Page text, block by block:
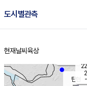
도시별관측
홈
현재날씨 육상
탄현
2
-